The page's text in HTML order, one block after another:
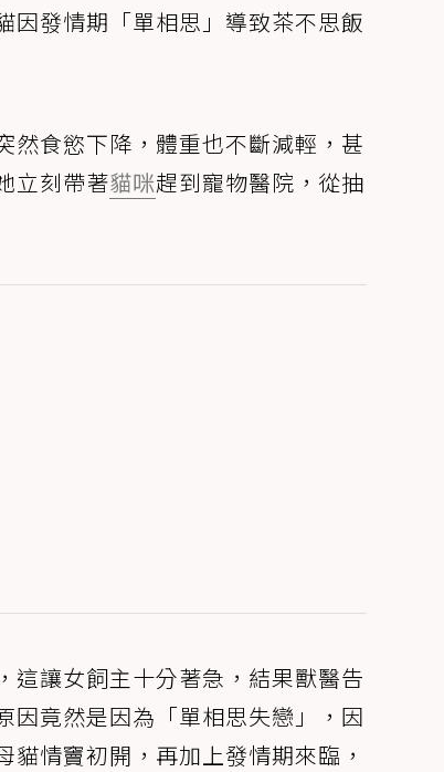
因發情期「單相思」導致茶不思飯
然食慾下降，體重也不斷減輕，甚
立刻帶著貓咪趕到寵物醫院，從抽
這讓女飼主十分著急，結果獸醫告
因竟然是因為「單相思失戀」，因
情竇初開，再加上發情期來臨，